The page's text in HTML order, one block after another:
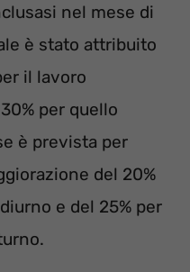
nel mese di
è stato attribuito
il lavoro
per quello
è prevista per
del 20%
e del 25% per